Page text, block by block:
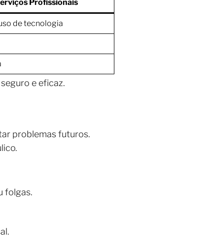
Profissionais
de tecnologia
e eficaz.
problemas futuros.
folgas.